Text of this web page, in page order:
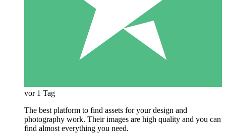
vor 1 Tag
The best platform to find assets for your design and
photography work. Their images are high quality and you can
find almost everything you need.